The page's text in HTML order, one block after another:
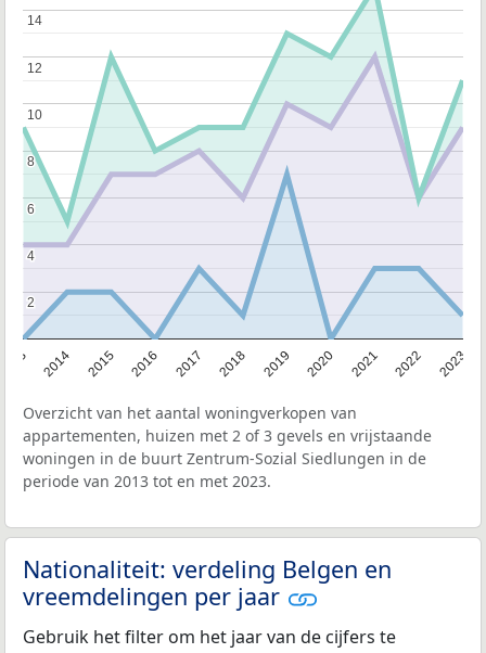
2014 2015 2016 2017 2018 2019 2020 2021 2022 2023
2
2
4
4
6
6
8
8
10
10
12
12
14
14
Overzicht van het aantal woningverkopen van
appartementen, huizen met 2 of 3 gevels en vrijstaande
woningen in de buurt Zentrum-Sozial Siedlungen in de
periode van 2013 tot en met 2023.
Nationaliteit: verdeling Belgen en
vreemdelingen per jaar
Gebruik het filter om het jaar van de cijfers te